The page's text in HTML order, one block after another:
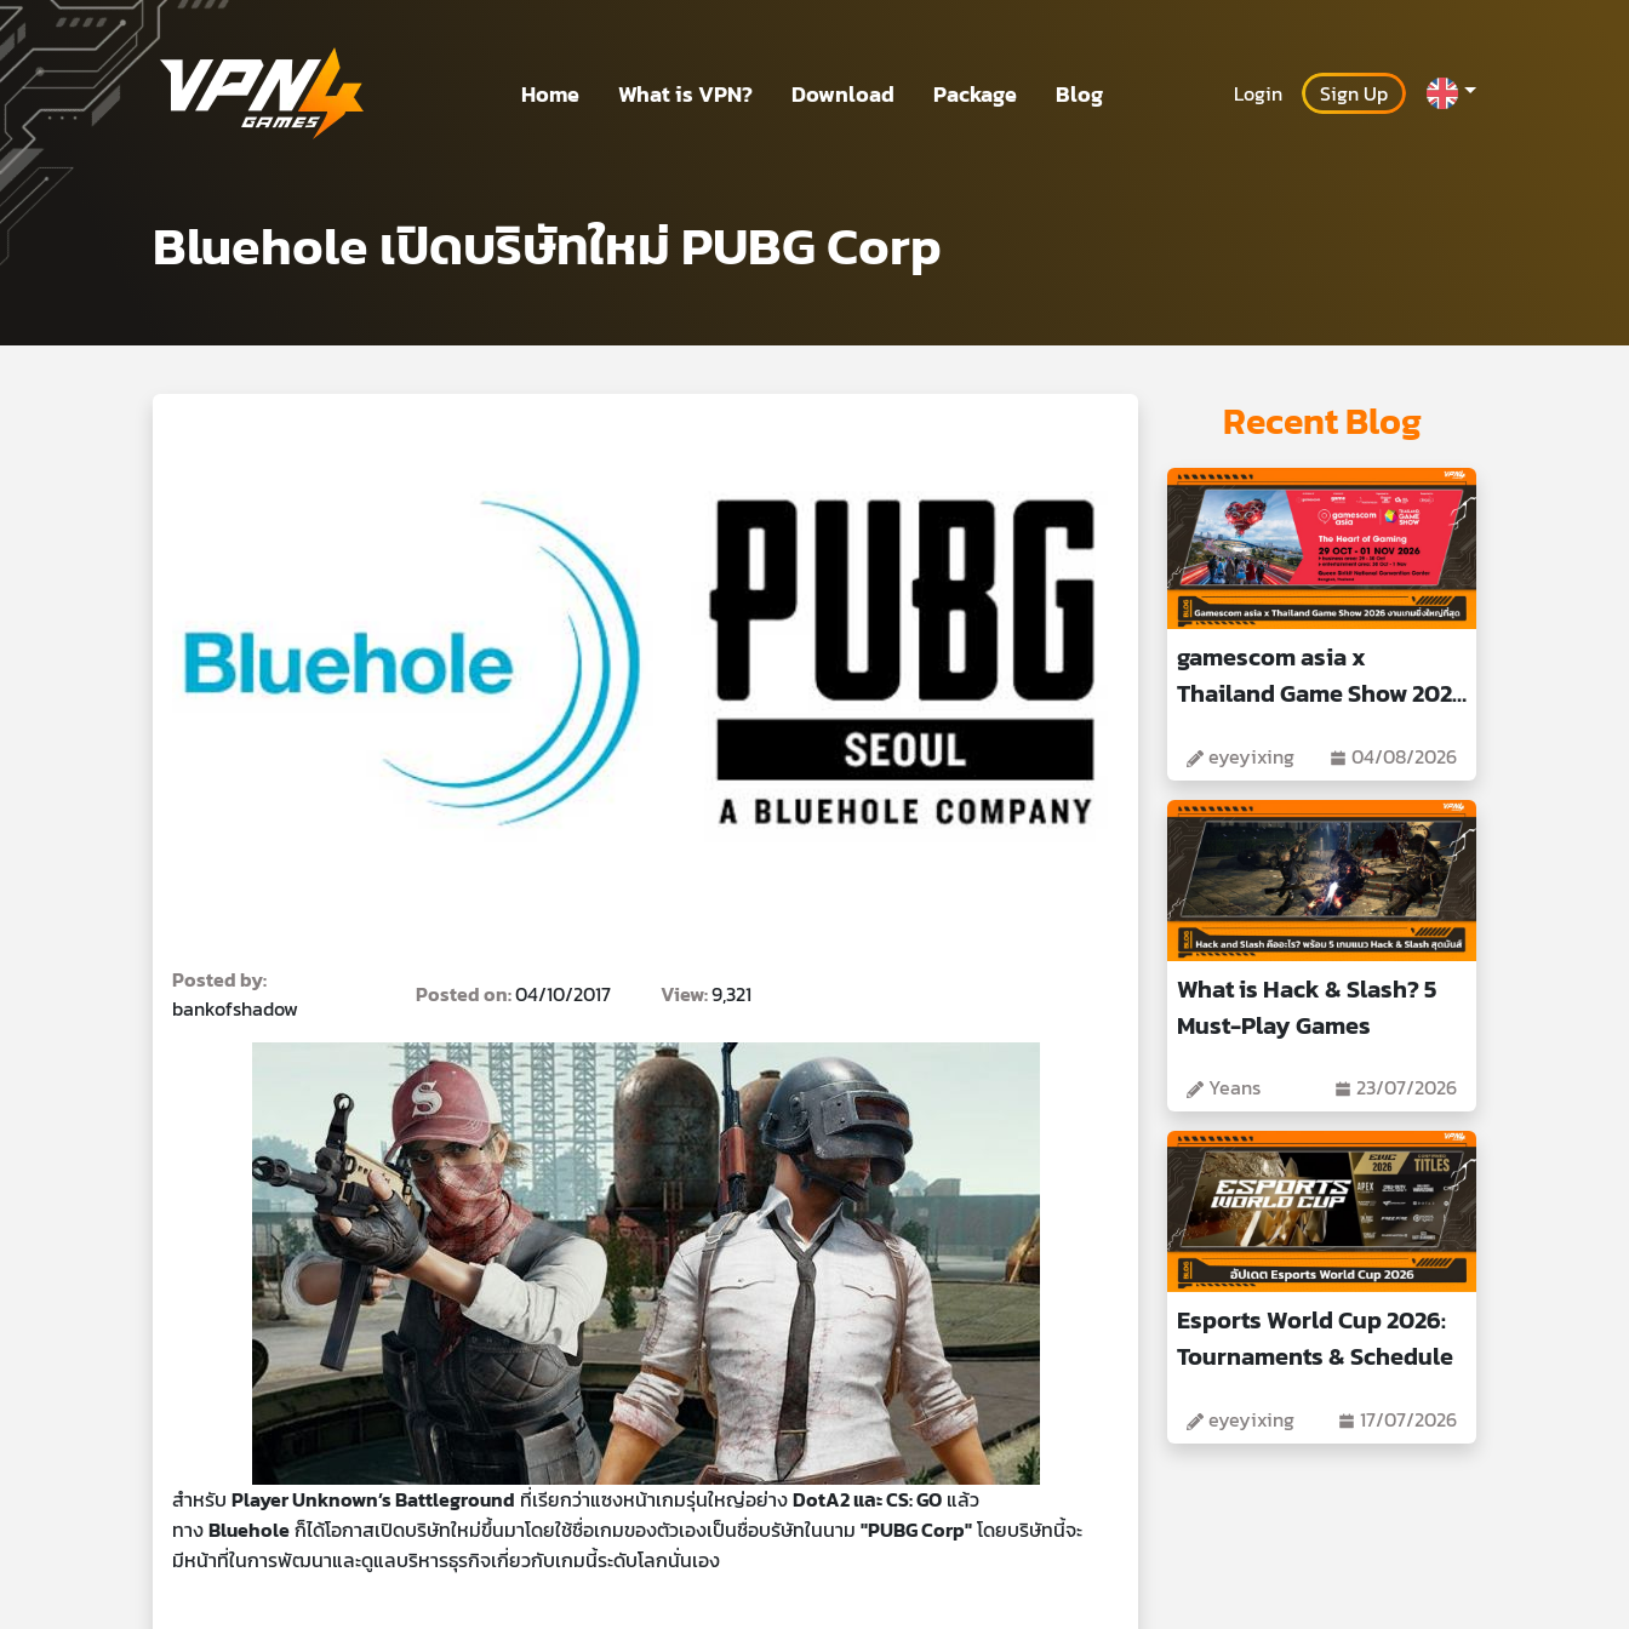
Home What is VPN? Download Package Blog Login Sign Up
Bluehole เปิดบริษัทใหม่ PUBG Corp
Posted by:
bankofshadow
Posted on:04/10/2017 View:9,321
สำหรับ Player Unknown’s Battleground ที่เรียกว่าแซงหน้าเกมรุ่นใหญ่อย่างDotA2 และ CS: GO แล้ว
ทางBlueholeก็ได้โอกาสเปิดบริษัทใหม่ขึ้นมาโดยใช้ชื่อเกมของตัวเองเป็นชื่อบรัษัทในนาม "PUBG Corp"โดยบริษัทนี้จะ
มีหน้าที่ในการพัฒนาและดูแลบริหารธุรกิจเกี่ยวกับเกมนี้ระดับโลกนั่นเอง
Recent Blog
gamescom asia x
Thailand Game Show 2026
eyeyixing 04/08/2026
What is Hack & Slash? 5
Must-Play Games
Yeans 23/07/2026
Esports World Cup 2026:
Tournaments & Schedule
eyeyixing 17/07/2026